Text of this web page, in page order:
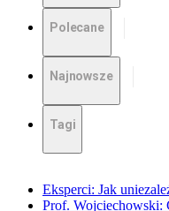
Polecane
Najnowsze
Tagi
Eksperci: Jak
Prof. Wojciechowski: